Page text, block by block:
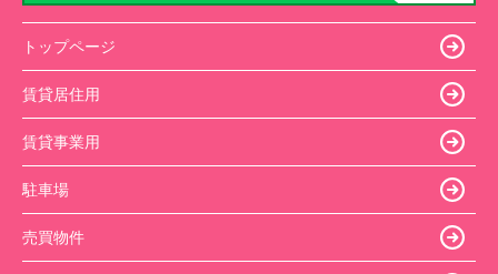
トップページ
賃貸居住用
賃貸事業用
駐車場
売買物件